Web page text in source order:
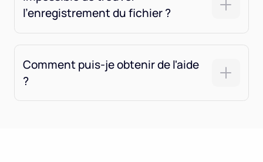
l'enregistrement du fichier ?
Comment puis-je obtenir de l'aide
?